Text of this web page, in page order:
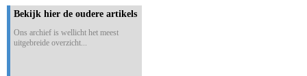
Bekijk hier de oudere artikels
Ons archief is wellicht het meest
uitgebreide overzicht...